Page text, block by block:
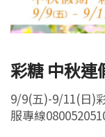
彩糖 中秋連
9/9(五)-9/11(日)
服專線